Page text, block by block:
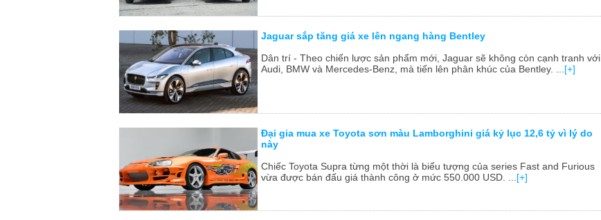
Jaguar sắp tăng giá xe lên ngang hàng Bentley
Dân trí - Theo chiến lược sản phẩm mới, Jaguar sẽ không còn cạnh tranh với
Audi, BMW và Mercedes-Benz, mà tiến lên phân khúc của Bentley. ... [+]
Đại gia mua xe Toyota sơn màu Lamborghini giá kỷ lục 12,6 tỷ vì lý do
này
Chiếc Toyota Supra từng một thời là biểu tượng của series Fast and Furious
vừa được bán đấu giá thành công ở mức 550.000 USD. ... [+]